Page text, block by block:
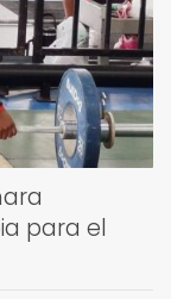
para el